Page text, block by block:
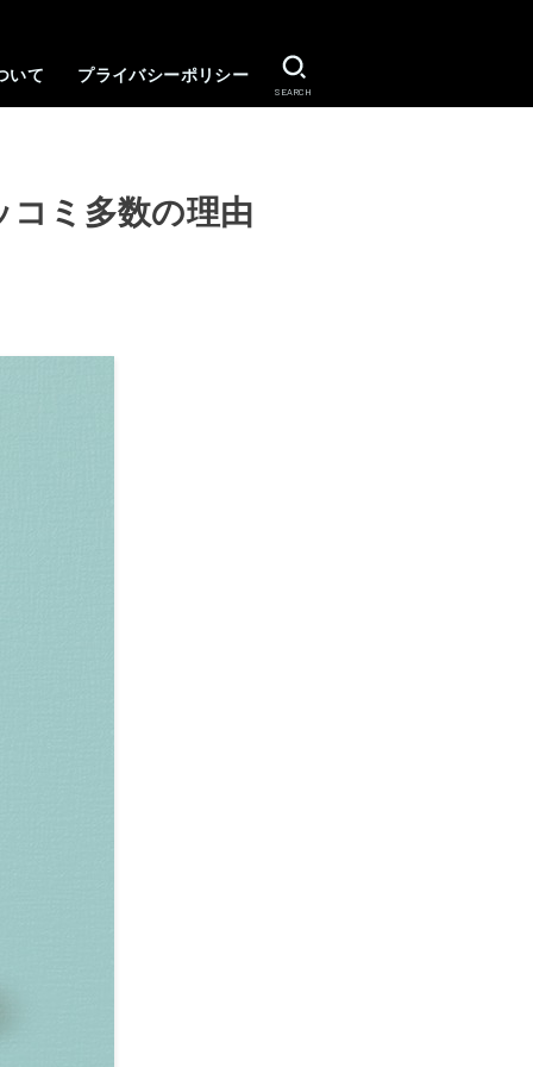
いて プライバシーポリシー
SEARCH
コミ多数の理由